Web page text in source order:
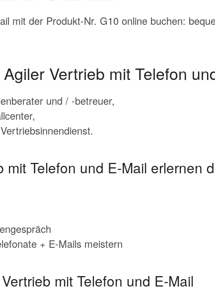
mit der Produkt-Nr. G10 online buchen:
Vertrieb mit Telefon
und / -betreuer,
Telefon und E-Mail erlernen
+ E-Mails meistern
mit Telefon und E-Mail